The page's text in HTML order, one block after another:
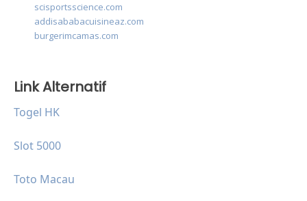
scisportsscience.com
addisababacuisineaz.com
burgerimcamas.com
Link Alternatif
Togel HK
Slot 5000
Toto Macau